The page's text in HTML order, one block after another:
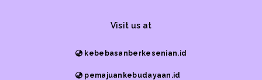
Visit us at
kebebasanberkesenian.id
pemajuankebudayaan.id